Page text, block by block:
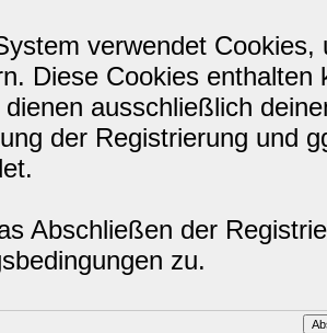
verwendet
Diese Cookies
dienen ausschließlich
der Registrierung und
Abschließen der
zu.